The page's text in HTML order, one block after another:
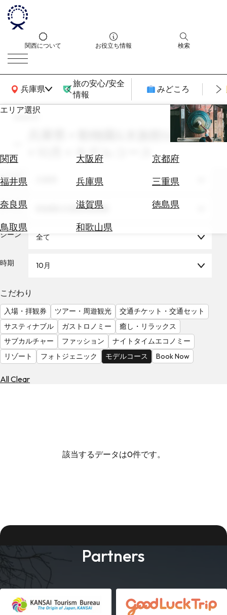
関西について お役立ち情報 検索
兵庫県
関西広域MAP
旅の安心/安全
情報
みどころ
エリア選択
関西 大阪府
京都府
福井県
兵庫県
三重県
奈良県
滋賀県
徳島県
鳥取県
和歌山県
エ
券
テ
を
る
気
を
見
る
search
兵庫県 × 動物園&水族館&植物園
× 10月 × モデルコース
エリア
テーマ 動物園&水族館&植物園
シーン 全て
時期 10月
こだわり
入場・拝観券 ツアー・周遊観光
交通チケット・交通セット
サスティナブル
ガストロノミー
癒し・リラックス
サブカルチャー
ファッション
ナイトタイムエコノミー
リゾート
フォトジェニック モデルコース Book Now
All Clear
該当するデータは0件です。
Partners